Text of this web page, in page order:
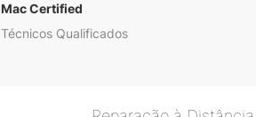
Mac Certified
Técnicos Qualificados